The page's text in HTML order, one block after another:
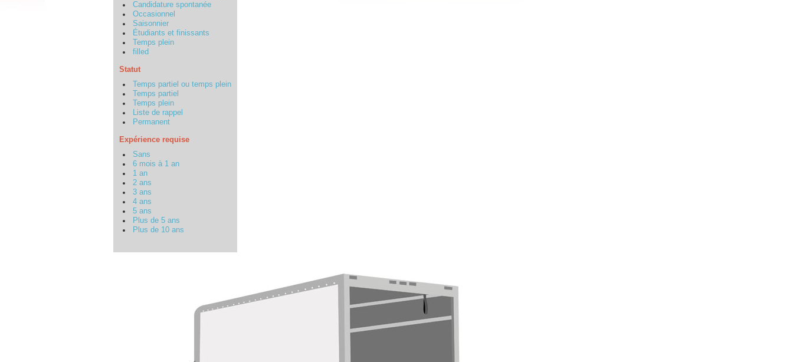
Candidature spontanée
Occasionnel
Saisonnier
Étudiants et finissants
Temps plein
filled
Statut
Temps partiel ou temps plein
Temps partiel
Temps plein
Liste de rappel
Permanent
Expérience requise
Sans
6 mois à 1 an
1 an
2 ans
3 ans
4 ans
5 ans
Plus de 5 ans
Plus de 10 ans